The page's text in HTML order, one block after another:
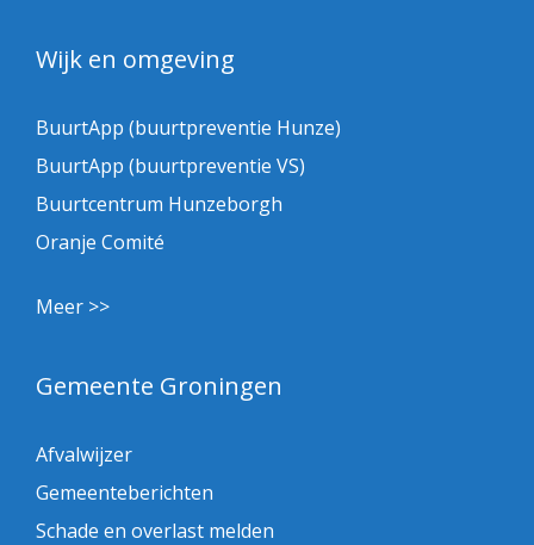
Wijk en omgeving
BuurtApp (buurtpreventie Hunze)
BuurtApp (buurtpreventie VS)
Buurtcentrum Hunzeborgh
Oranje Comité
Meer >>
Gemeente Groningen
Afvalwijzer
Gemeenteberichten
Schade en overlast melden